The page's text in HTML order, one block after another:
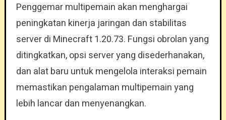
Penggemar multipemain akan menghargai
peningkatan kinerja jaringan dan stabilitas
server di Minecraft 1.20.73. Fungsi obrolan yang
ditingkatkan, opsi server yang disederhanakan,
dan alat baru untuk mengelola interaksi pemain
memastikan pengalaman multipemain yang
lebih lancar dan menyenangkan.